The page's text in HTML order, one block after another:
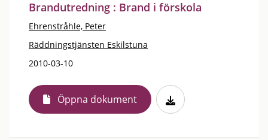
Brandutredning : Brand i förskola
Ehrenstråhle, Peter
Räddningstjänsten Eskilstuna
2010-03-10
Öppna dokument